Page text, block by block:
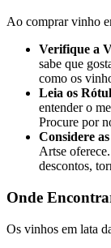
Ao comprar vinho
Verifique a
sabe que
como os
Leia os
entender o
Procure por
Considere
Artse
descontos,
Onde
Os vinhos em lata